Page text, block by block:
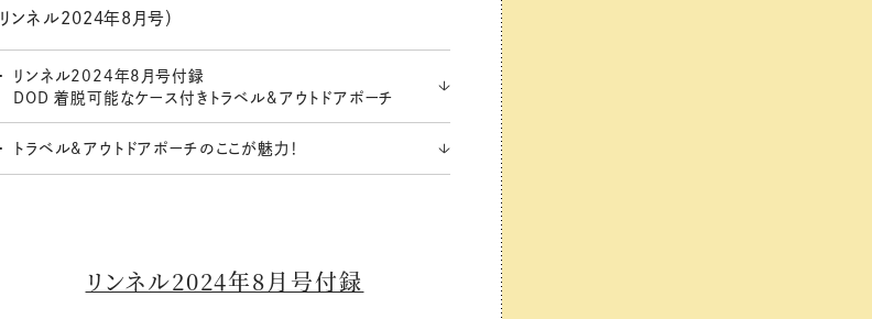
リンネル2024年8月号）
リンネル2024年8月号付録
DOD 着脱可能なケース付きトラベル&アウトドアポーチ
トラベル&アウトドアポーチのここが魅力！
リンネル2024年8月号付録